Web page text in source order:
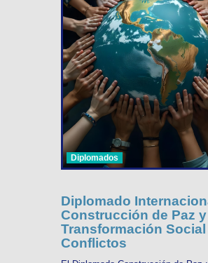
Diplomados
Diplomado
Construcción de Paz y
Transformación Social
Conflictos